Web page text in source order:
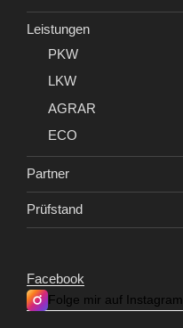
Leistungen
PKW
LKW
AGRAR
ECO
Partner
Prüfstand
Facebook
Folge mir auf Instagram